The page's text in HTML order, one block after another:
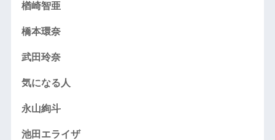
楢崎智亜
橋本環奈
武田玲奈
気になる人
永山絢斗
池田エライザ